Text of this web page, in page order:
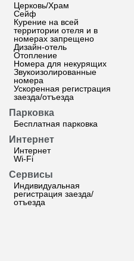
Церковь/Храм
Сейф
Курение на всей
территории отеля и в
номерах запрещено
Дизайн-отель
Отопление
Номера для некурящих
Звукоизолированные
номера
Ускоренная регистрация
заезда/отъезда
Парковка
Бесплатная парковка
Интернет
Интернет
Wi-Fi
Сервисы
Индивидуальная
регистрация заезда/
отъезда